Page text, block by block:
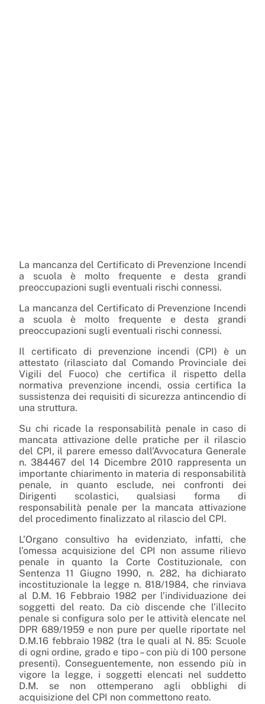
La mancanza del Certificato di Prevenzione Incendi
a scuola è molto frequente e desta grandi
preoccupazioni sugli eventuali rischi connessi.
La mancanza del Certificato di Prevenzione Incendi
a scuola è molto frequente e desta grandi
preoccupazioni sugli eventuali rischi connessi.
Il certificato di prevenzione incendi (CPI) è un
attestato (rilasciato dal Comando Provinciale dei
Vigili del Fuoco) che certifica il rispetto della
normativa prevenzione incendi, ossia certifica la
sussistenza dei requisiti di sicurezza antincendio di
una struttura.
Su chi ricade la responsabilità penale in caso di
mancata attivazione delle pratiche per il rilascio
del CPI, il parere emesso dall’Avvocatura Generale
n. 384467 del 14 Dicembre 2010 rappresenta un
importante chiarimento in materia di responsabilità
penale, in quanto esclude, nei confronti dei
Dirigenti scolastici, qualsiasi forma di
responsabilità penale per la mancata attivazione
del procedimento finalizzato al rilascio del CPI.
L’Organo consultivo ha evidenziato, infatti, che
l’omessa acquisizione del CPI non assume rilievo
penale in quanto la Corte Costituzionale, con
Sentenza 11 Giugno 1990, n. 282, ha dichiarato
incostituzionale la legge n. 818/1984, che rinviava
al D.M. 16 Febbraio 1982 per l’individuazione dei
soggetti del reato. Da ciò discende che l’illecito
penale si configura solo per le attività elencate nel
DPR 689/1959 e non pure per quelle riportate nel
D.M.16 febbraio 1982 (tra le quali al N. 85: Scuole
di ogni ordine, grado e tipo – con più di 100 persone
presenti). Conseguentemente, non essendo più in
vigore la legge, i soggetti elencati nel suddetto
D.M. se non ottemperano agli obblighi di
acquisizione del CPI non commettono reato.